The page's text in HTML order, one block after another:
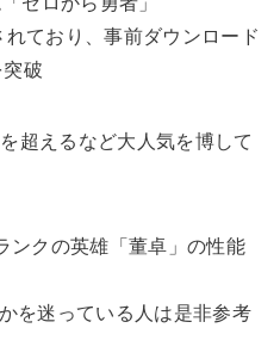
ており、事前ダウンロード
破
超えるなど大人気を博して
ンクの英雄「董卓」の性能
を迷っている人は是非参考